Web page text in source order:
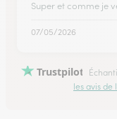
Super et comme je
07/05/2026
Trustpilot
les avis de